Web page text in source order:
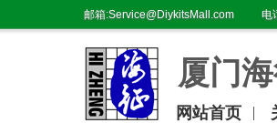
邮箱:Service@DiykitsMall.com 电
厦门
网站首页